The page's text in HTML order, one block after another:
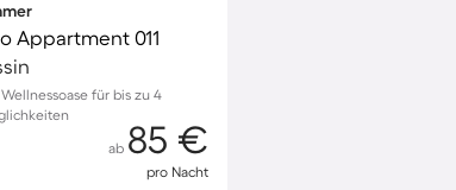
Appartment 011
für bis zu 4
ab 85 €
pro Nacht